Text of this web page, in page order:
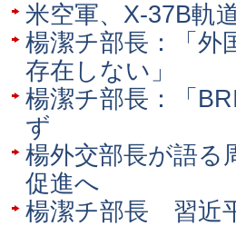
米空軍、X-37B軌
楊潔チ部長：「外
存在しない」
楊潔チ部長：「
ず
楊外交部長が語
促進へ
楊潔チ部長 習近